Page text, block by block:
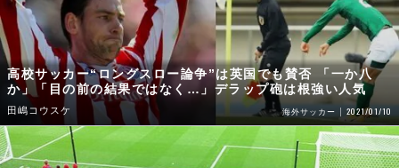
高校サッカー“ロングスロー論争”は英国でも賛否 「一か八
か」「目の前の結果ではなく…」デラップ砲は根強い人気
田嶋コウスケ 海外サッカー 2021/01/10